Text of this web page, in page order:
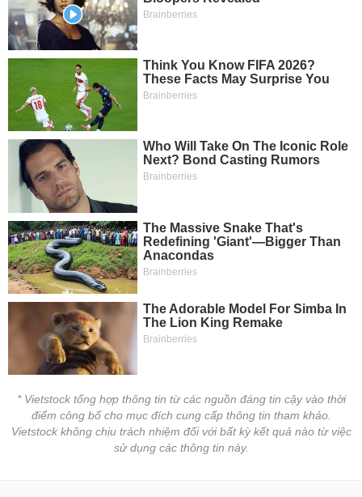
* Vietstock tổng hợp thông tin từ các nguồn đáng tin cậy vào thời
điểm công bố cho mục đích cung cấp thông tin tham khảo.
Vietstock không chịu trách nhiệm đối với bất kỳ kết quả nào từ việc
sử dụng các thông tin này.
SÓC
SỨC
KHỎE
TÀI
CHÍNH
CÔNG
NGHỆ
THÔNG
TIN
DỊCH
VỤ
TRUYỀN
THÔNG